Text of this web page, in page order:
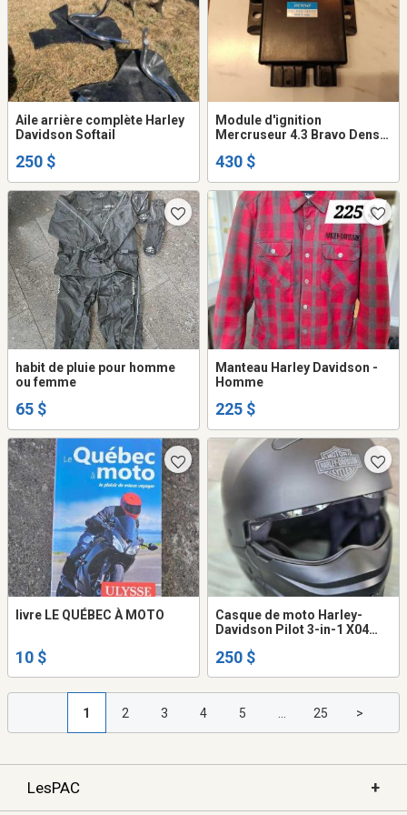
Aile arrière complète Harley
Davidson Softail
250 $
Module d'ignition
Mercruseur 4.3 Bravo Denso
430 $
habit de pluie pour homme
ou femme
65 $
Manteau Harley Davidson -
Homme
225 $
livre LE QUÉBEC À MOTO
10 $
Casque de moto Harley-
Davidson Pilot 3-in-1 X04
250 $
1 2 3 4 5 25 >
LesPAC +